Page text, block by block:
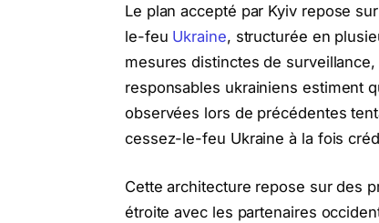
Le plan accepté par Kyiv repose
le-feu Ukraine, structurée en
mesures distinctes de
responsables ukrainiens estiment
observées lors de précédentes
cessez-le-feu Ukraine à la fois
Cette architecture repose sur des
étroite avec les partenaires